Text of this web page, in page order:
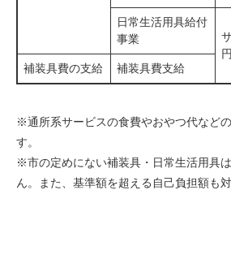
日常生活用具給付
事業
補装具費の支給
補装具費支給
※通所系サービスの食費やおやつ代など
す。
※市の定めにない補装具・日常生活用具
ん。また、基準額を超える自己負担額も対